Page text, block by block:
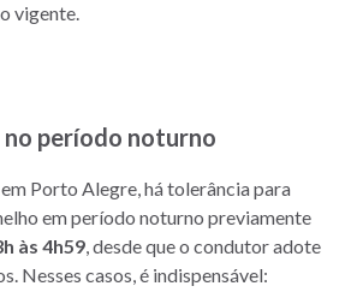
vigente.
no período noturno
Porto Alegre, há tolerância para
em período noturno previamente
às 4h59, desde que o condutor adote
Nesses casos, é indispensável: